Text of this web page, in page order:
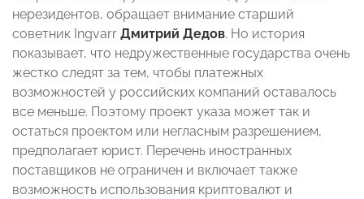
нерезидентов, обращает внимание старший
советник Ingvarr Дмитрий Дедов. Но история
показывает, что недружественные государства очень
жестко следят за тем, чтобы платежных
возможностей у российских компаний оставалось
все меньше. Поэтому проект указа может так и
остаться проектом или негласным разрешением,
предполагает юрист. Перечень иностранных
поставщиков не ограничен и включает также
возможность использования криптовалют и